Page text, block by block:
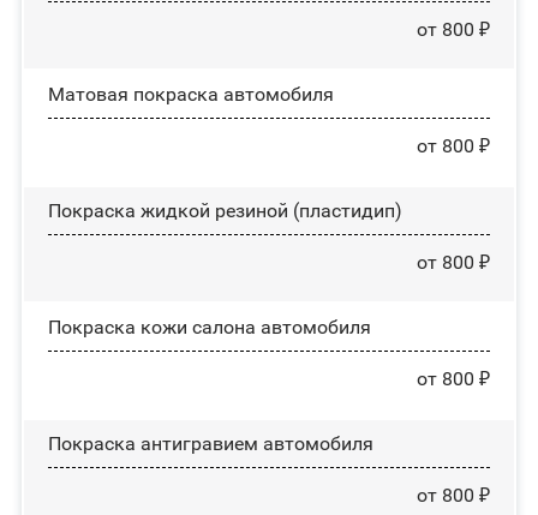
от 800 ₽
Матовая покраска автомобиля
от 800 ₽
Покраска жидкой резиной (пластидип)
от 800 ₽
Покраска кожи салона автомобиля
от 800 ₽
Покраска антигравием автомобиля
от 800 ₽